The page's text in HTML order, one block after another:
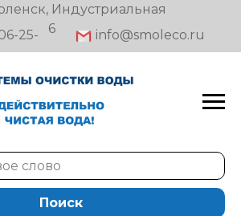
25-
Индустриальная
6
Поиск